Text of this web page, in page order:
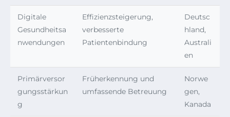
Digitale
Gesundheitsa
nwendungen
Effizienzsteigerung,
verbesserte
Patientenbindung
Deutsc
hland,
Australi
en
Primärversor
gungsstärkun
g
Früherkennung und
umfassende Betreuung
Norwe
gen,
Kanada